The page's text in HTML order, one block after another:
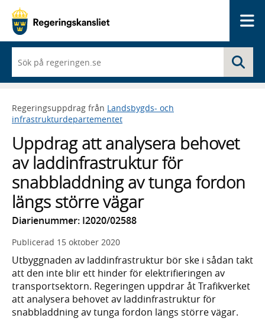
du
börjar
skriva
framträder
en
med
sökförslag
Regeringsuppdrag från Landsbygds- och
infrastrukturdepartementet
Uppdrag att analysera behovet
av laddinfrastruktur för
snabbladdning av tunga fordon
längs större vägar
Diarienummer: I2020/02588
Publicerad 15 oktober 2020
Utbyggnaden av laddinfrastruktur bör ske i sådan takt
att den inte blir ett hinder för elektrifieringen av
transportsektorn. Regeringen uppdrar åt Trafikverket
att analysera behovet av laddinfrastruktur för
snabbladdning av tunga fordon längs större vägar.